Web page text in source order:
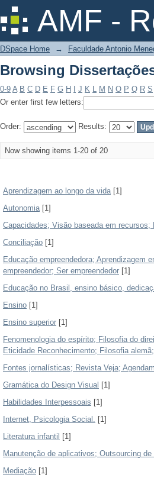
AMF -
Browsing
DSpace Home → Faculdade Antonio
Browsing
0-9 A B C D E F G H J K L M N O P Q R S
Or enter first few letters:
Order: Results:
Now showing items 1-20 of 20
Aprendizagem ao longo da vida[1]
Autonomia[1]
Capacidades; Visão baseada em recursos;
Conciliação [1]
Educação empreendedora; Aprendizagem
empreendedor; Ser empreendedor [1]
Educação no Brasil, ensino básico,
Ensino [1]
Ensino superior [1]
Fenomenologia do espírito; Filosofia do
Eticidade Reconhecimento; Filosofia
Fontes jornalísticas; Revista Veja;
Gramática do Design Visual [1]
Habilidades Interpessoais [1]
Internet, Psicologia Social. [1]
Literatura infantil
[1]
Manutenção de aplicativos; Outsourcing
Mediação [1]